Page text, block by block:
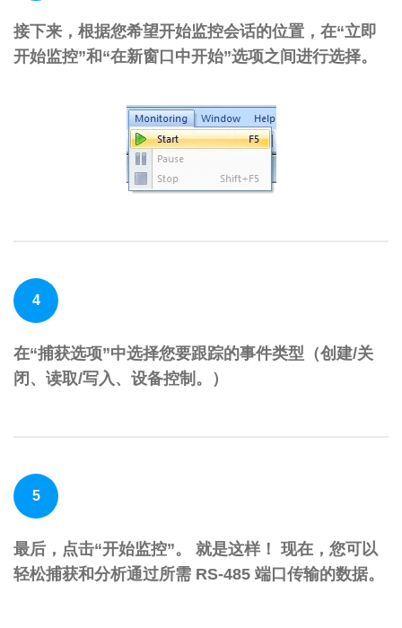
接下来，根据您希望开始监控会话的位置，在“立即
开始监控”和“在新窗口中开始”选项之间进行选择。
4
在“捕获选项”中选择您要跟踪的事件类型（创建/关
闭、读取/写入、设备控制。）
5
最后，点击“开始监控”。 就是这样！ 现在，您可以
轻松捕获和分析通过所需 RS-485 端口传输的数据。